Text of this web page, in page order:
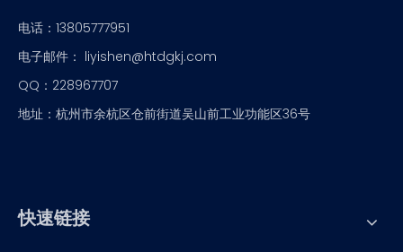
电话：13805777951
电子邮件： liyishen@htdgkj.com
QQ：228967707
地址：杭州市余杭区仓前街道吴山前工业功能区36号
快速链接